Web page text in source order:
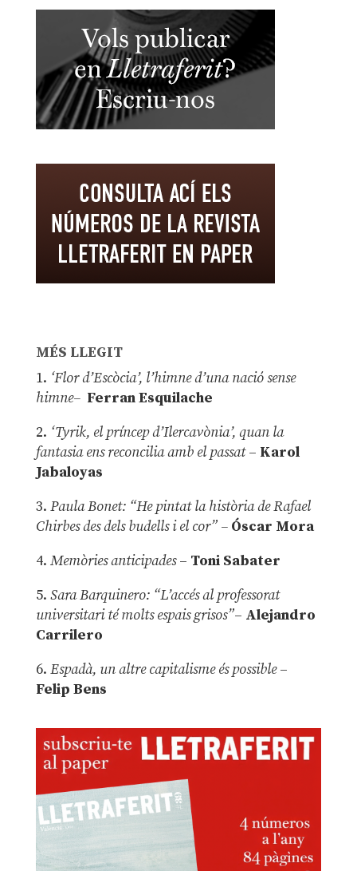
MÉS LLEGIT
1. ‘Flor d’Escòcia’, l’himne d’una nació sense
himne– Ferran Esquilache
2. ‘Tyrik, el príncep d’Ilercavònia’, quan la
fantasia ens reconcilia amb el passat– Karol
Jabaloyas
3. Paula Bonet: “He pintat la història de Rafael
Chirbes des dels budells i el cor” –Óscar Mora
4. Memòries anticipades– Toni Sabater
5. Sara Barquinero: “L’accés al professorat
universitari té molts espais grisos”– Alejandro
Carrilero
6. Espadà, un altre capitalisme és possible –
Felip Bens